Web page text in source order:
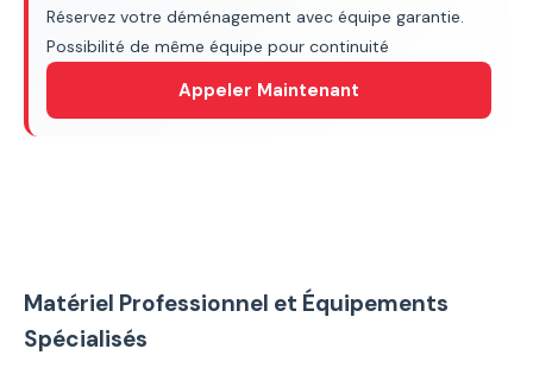
Réservez votre déménagement avec équipe garantie.
Possibilité de même équipe pour continuité
Appeler Maintenant
Matériel Professionnel et Équipements
Spécialisés